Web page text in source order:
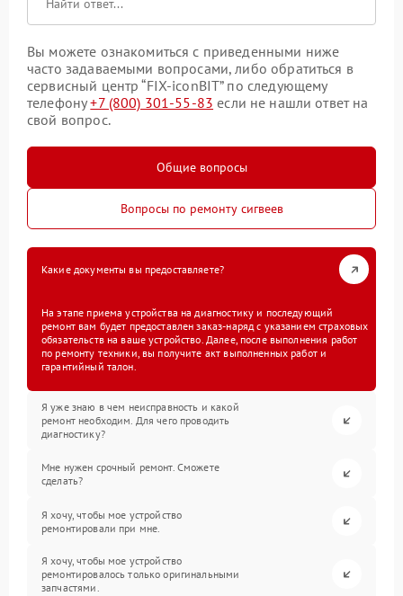
Вы можете ознакомиться с приведенными ниже
часто задаваемыми вопросами, либо обратиться в
сервисный центр “FIX-iconBIT” по следующему
телефону+7 (800) 301-55-83 если не нашли ответ на
свой вопрос.
Общие вопросы
Вопросы по ремонту сигвеев
Какие документы вы предоставляете?
На этапе приема устройства на диагностику и последующий
ремонт вам будет предоставлен заказ-наряд с указанием страховых
обязательств на ваше устройство. Далее, после выполнения работ
по ремонту техники, вы получите акт выполненных работ и
гарантийный талон.
Я уже знаю в чем неисправность и какой
ремонт необходим. Для чего проводить
диагностику?
Мне нужен срочный ремонт. Сможете
сделать?
Я хочу, чтобы мое устройство
ремонтировали при мне.
Я хочу, чтобы мое устройство
ремонтировалось только оригинальными
запчастями.